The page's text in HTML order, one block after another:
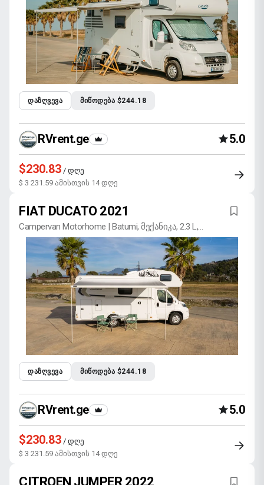
ᲓᲐᲖᲦᲕᲔᲕᲐ ᲛᲘᲬᲝᲓᲔᲑᲐ $244.18
RVrent.ge 5.0
$230.83 / დღე
$ 3 231.59 ამისთვის 14 დღე
FIAT DUCATO 2021
Campervan Motorhome | Batumi, მექანიკა, 2.3 L,
დიზელი
ᲓᲐᲖᲦᲕᲔᲕᲐ ᲛᲘᲬᲝᲓᲔᲑᲐ $244.18
RVrent.ge 5.0
$230.83 / დღე
$ 3 231.59 ამისთვის 14 დღე
CITROEN JUMPER 2022